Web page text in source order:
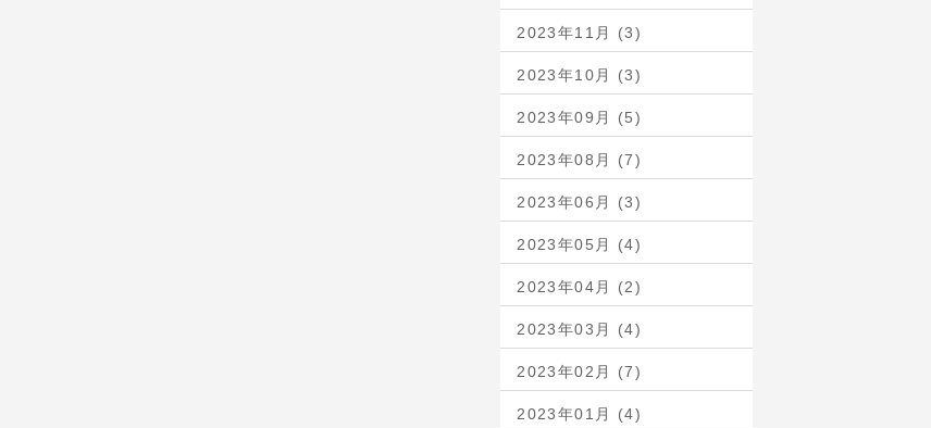
2023年11月 (3)
2023年10月 (3)
2023年09月 (5)
2023年08月 (7)
2023年06月 (3)
2023年05月 (4)
2023年04月 (2)
2023年03月 (4)
2023年02月 (7)
2023年01月 (4)